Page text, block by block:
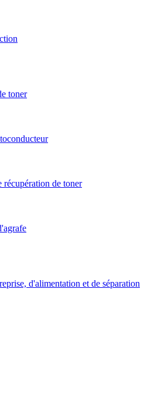
toner
récupération de toner
d'alimentation et de séparation